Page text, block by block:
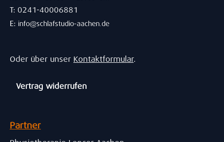
T: 0241-40006881
E: info@schlafstudio-aachen.de
Oder über unser Kontaktformular.
Vertrag widerrufen
Partner